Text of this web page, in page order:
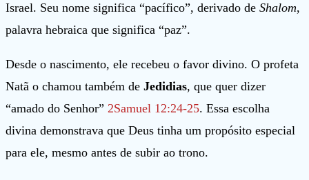
Israel. Seu nome significa “pacífico”, derivado de Shalom,
palavra hebraica que significa “paz”.
Desde o nascimento, ele recebeu o favor divino. O profeta
Natã o chamou também de Jedidias, que quer dizer
“amado do Senhor” 2Samuel 12:24-25. Essa escolha
divina demonstrava que Deus tinha um propósito especial
para ele, mesmo antes de subir ao trono.